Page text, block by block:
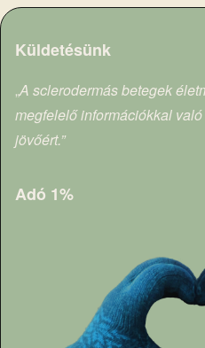
Küldetésünk
„A sclerodermás betegek
megfelelő információkkal
jövőért.”
Adó 1%